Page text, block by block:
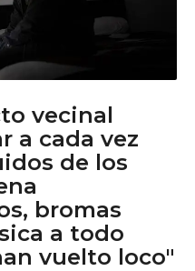
vecinal
a cada vez
de los
bromas
a todo
vuelto loco"